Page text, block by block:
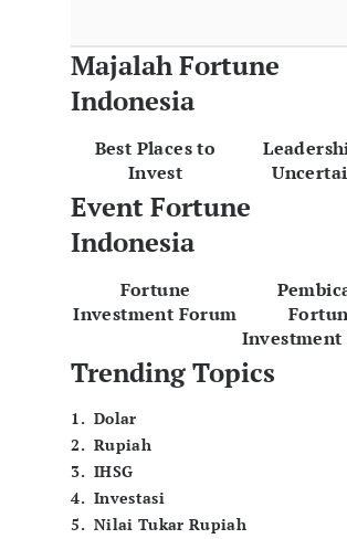
Majalah Fortune
Indonesia
Best Places to
Invest
Event Fortune
Indonesia
Fortune
Investment Forum
Investment
Trending Topics
1. Dolar
2. Rupiah
3. IHSG
4. Investasi
5. Nilai Tukar Rupiah